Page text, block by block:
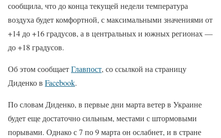
сообщила, что до конца текущей недели температура
воздуха будет комфортной, с максимальными значениями от
+14 до +16 градусов, а в центральных и южных регионах —
до +18 градусов.
Об этом сообщаетГлавпост, со ссылкой на страницу
Диденко в Facebook.
По словам Диденко, в первые дни марта ветер в Украине
будет еще достаточно сильным, местами с штормовыми
порывами. Однако с 7 по 9 марта он ослабнет, и в стране